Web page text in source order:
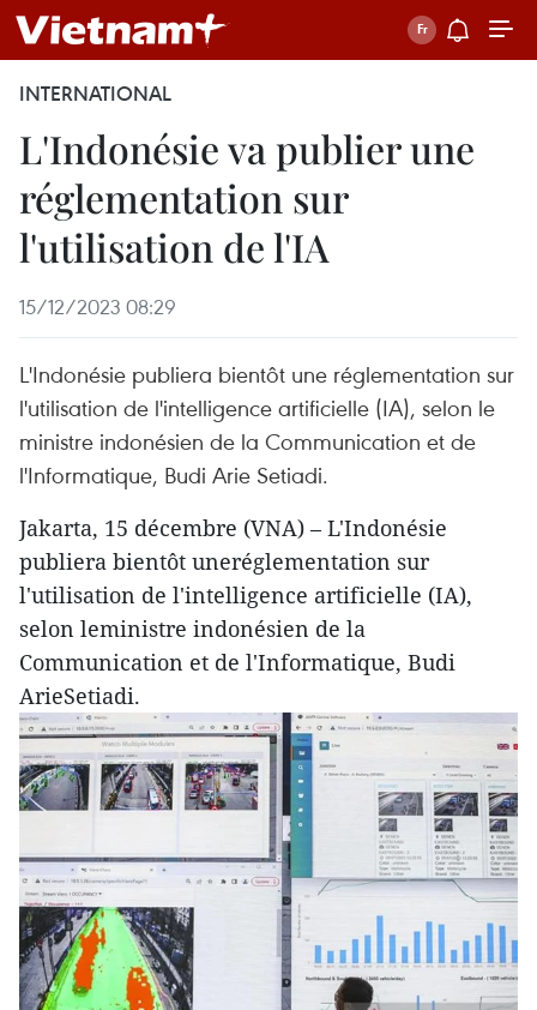
INTERNATIONAL
L'Indonésie va publier une
réglementation sur
l'utilisation de l'IA
15/12/2023 08:29
L'Indonésie publiera bientôt une réglementation sur
l'utilisation de l'intelligence artificielle (IA), selon le
ministre indonésien de la Communication et de
l'Informatique, Budi Arie Setiadi.
Jakarta, 15 décembre (VNA) – L'Indonésie
publiera bientôt uneréglementation sur
l'utilisation de l'intelligence artificielle (IA),
selon leministre indonésien de la
Communication et de l'Informatique, Budi
ArieSetiadi.